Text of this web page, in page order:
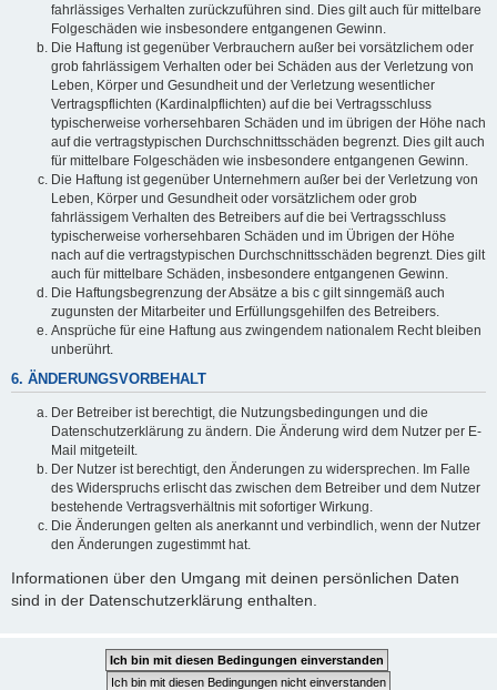
fahrlässiges Verhalten zurückzuführen sind. Dies gilt auch für mittelbare
Folgeschäden wie insbesondere entgangenen Gewinn.
Die Haftung ist gegenüber Verbrauchern außer bei vorsätzlichem oder
grob fahrlässigem Verhalten oder bei Schäden aus der Verletzung von
Leben, Körper und Gesundheit und der Verletzung wesentlicher
Vertragspflichten (Kardinalpflichten) auf die bei Vertragsschluss
typischerweise vorhersehbaren Schäden und im übrigen der Höhe nach
auf die vertragstypischen Durchschnittsschäden begrenzt. Dies gilt auch
für mittelbare Folgeschäden wie insbesondere entgangenen Gewinn.
Die Haftung ist gegenüber Unternehmern außer bei der Verletzung von
Leben, Körper und Gesundheit oder vorsätzlichem oder grob
fahrlässigem Verhalten des Betreibers auf die bei Vertragsschluss
typischerweise vorhersehbaren Schäden und im Übrigen der Höhe
nach auf die vertragstypischen Durchschnittsschäden begrenzt. Dies gilt
auch für mittelbare Schäden, insbesondere entgangenen Gewinn.
Die Haftungsbegrenzung der Absätze a bis c gilt sinngemäß auch
zugunsten der Mitarbeiter und Erfüllungsgehilfen des Betreibers.
Ansprüche für eine Haftung aus zwingendem nationalem Recht bleiben
unberührt.
6. ÄNDERUNGSVORBEHALT
Der Betreiber ist berechtigt, die Nutzungsbedingungen und die
Datenschutzerklärung zu ändern. Die Änderung wird dem Nutzer per E-
Mail mitgeteilt.
Der Nutzer ist berechtigt, den Änderungen zu widersprechen. Im Falle
des Widerspruchs erlischt das zwischen dem Betreiber und dem Nutzer
bestehende Vertragsverhältnis mit sofortiger Wirkung.
Die Änderungen gelten als anerkannt und verbindlich, wenn der Nutzer
den Änderungen zugestimmt hat.
Informationen über den Umgang mit deinen persönlichen Daten
sind in der Datenschutzerklärung enthalten.